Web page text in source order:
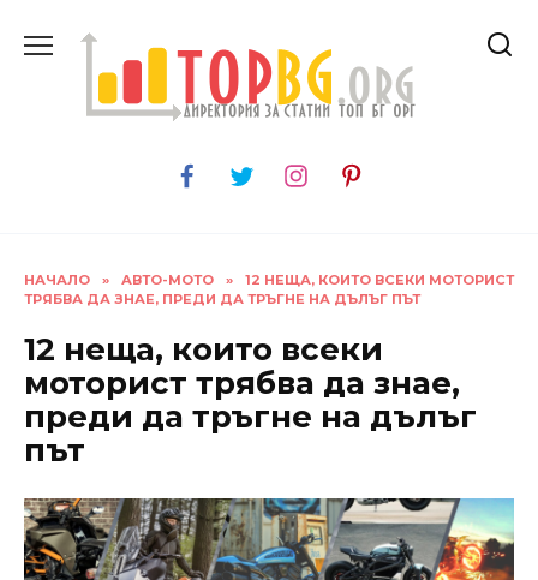
НАЧАЛО » АВТО-МОТО »
12 НЕЩА, КОИТО ВСЕКИ МОТОРИСТ
ТРЯБВА ДА ЗНАЕ, ПРЕДИ ДА ТРЪГНЕ НА ДЪЛЪГ ПЪТ
12 неща, които всеки
моторист трябва да знае,
преди да тръгне на дълъг
път